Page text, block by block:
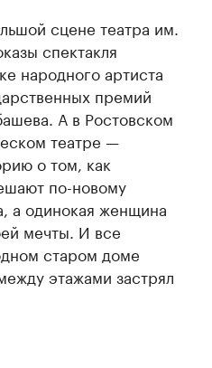
сцене театра им.
спектакля
народного артиста
премий
А в Ростовском
театре —
о том, как
по-новому
а одинокая женщина
мечты. И все
старом доме
этажами застрял